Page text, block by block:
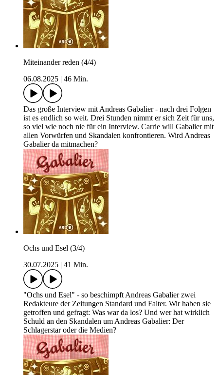
Miteinander reden (4/4)
06.08.2025
46 Min.
Das große Interview mit Andreas Gabalier - nach drei Folgen
ist es endlich so weit. Drei Stunden nimmt er sich Zeit für uns,
so viel wie noch nie für ein Interview. Carrie will Gabalier mit
allen Vorwürfen und Skandalen konfrontieren. Wird Andreas
Gabalier da mitmachen?
Ochs und Esel (3/4)
30.07.2025
41 Min.
"Ochs und Esel" - so beschimpft Andreas Gabalier zwei
Redakteure der Zeitungen Standard und Falter. Wir haben sie
getroffen und gefragt: Was war da los? Und wer hat wirklich
Schuld an den Skandalen um Andreas Gabalier: Der
Schlagerstar oder die Medien?